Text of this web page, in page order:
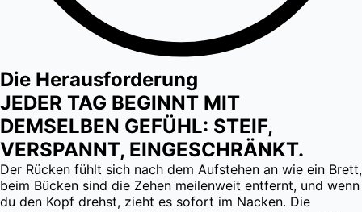
Die Herausforderung
JEDER TAG BEGINNT MIT
DEMSELBEN GEFÜHL: STEIF,
VERSPANNT, EINGESCHRÄNKT.
Der Rücken fühlt sich nach dem Aufstehen an wie ein Brett,
beim Bücken sind die Zehen meilenweit entfernt, und wenn
du den Kopf drehst, zieht es sofort im Nacken. Die